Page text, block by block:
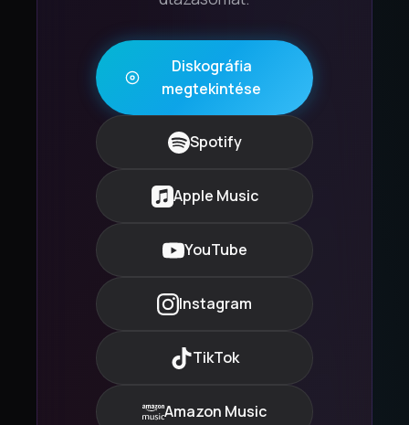
Diskográfia
megtekintése
Spotify
Apple Music
YouTube
Instagram
TikTok
Amazon Music